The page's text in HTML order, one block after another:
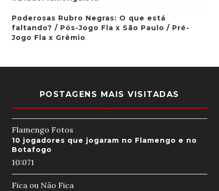
Poderosas Rubro Negras: O que está
faltando? / Pós-Jogo Fla x São Paulo / Pré-
Jogo Fla x Grêmio
POSTAGENS MAIS VISITADAS
Flamengo Fotos
10 jogadores que jogaram no Flamengo e no
Botafogo
10:071
Fica ou Não Fica